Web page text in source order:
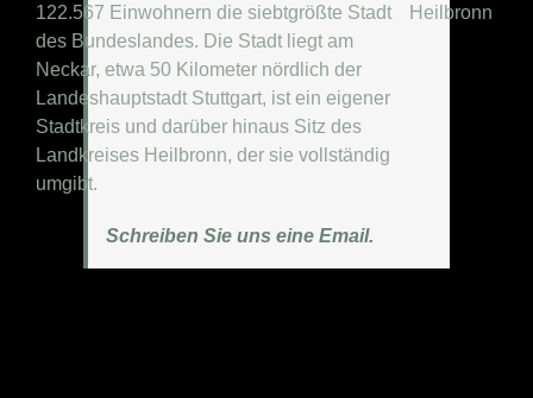
122.567 Einwohnern die siebtgrößte Stadt
des Bundeslandes. Die Stadt liegt am
Neckar, etwa 50 Kilometer nördlich der
Landeshauptstadt Stuttgart, ist ein eigener
Stadtkreis und darüber hinaus Sitz des
Landkreises Heilbronn, der sie vollständig
umgibt.
Schreiben Sie uns eine Email.